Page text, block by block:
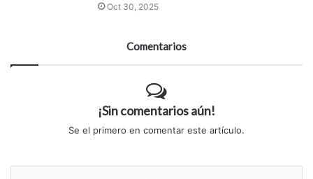
Oct 30, 2025
Comentarios
¡Sin comentarios aún!
Se el primero en comentar este artículo.